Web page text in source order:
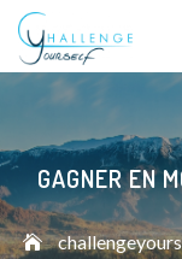
GAGNER EN